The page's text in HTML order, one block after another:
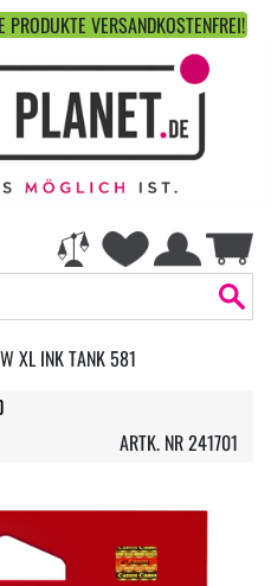
PRODUKTE VERSANDKOSTENFREI!
XL INK TANK 581
ARTK. NR 241701